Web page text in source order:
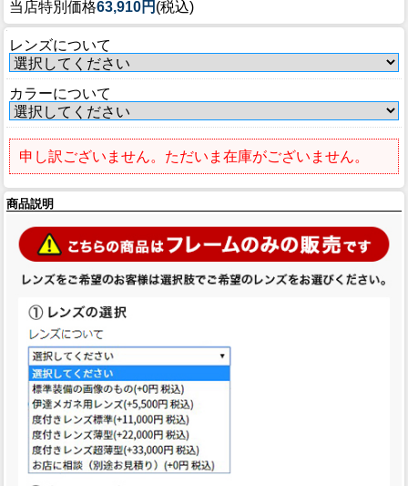
INFORMATION
当店特別価格63,910円 (税込)
レンズについて
カラーについて
申し訳ございません。ただいま在庫がございません。
商品説明